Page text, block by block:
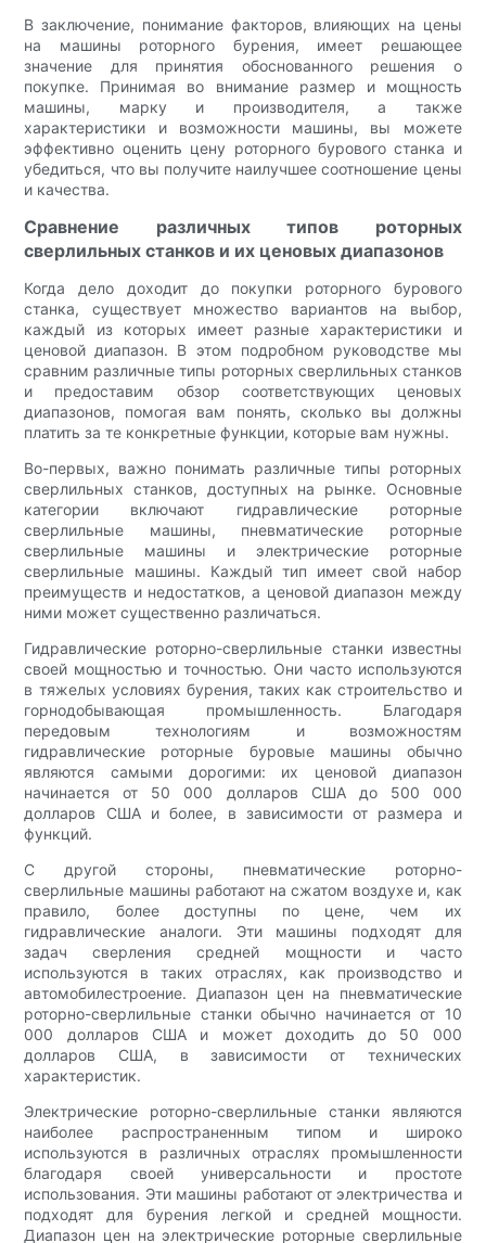
В заключение, понимание факторов, влияющих на цены
на машины роторного бурения, имеет решающее
значение для принятия обоснованного решения о
покупке. Принимая во внимание размер и мощность
машины, марку и производителя, а также
характеристики и возможности машины, вы можете
эффективно оценить цену роторного бурового станка и
убедиться, что вы получите наилучшее соотношение цены
и качества.
Сравнение различных типов роторных
сверлильных станков и их ценовых диапазонов
Когда дело доходит до покупки роторного бурового
станка, существует множество вариантов на выбор,
каждый из которых имеет разные характеристики и
ценовой диапазон. В этом подробном руководстве мы
сравним различные типы роторных сверлильных станков
и предоставим обзор соответствующих ценовых
диапазонов, помогая вам понять, сколько вы должны
платить за те конкретные функции, которые вам нужны.
Во-первых, важно понимать различные типы роторных
сверлильных станков, доступных на рынке. Основные
категории включают гидравлические роторные
сверлильные машины, пневматические роторные
сверлильные машины и электрические роторные
сверлильные машины. Каждый тип имеет свой набор
преимуществ и недостатков, а ценовой диапазон между
ними может существенно различаться.
Гидравлические роторно-сверлильные станки известны
своей мощностью и точностью. Они часто используются
в тяжелых условиях бурения, таких как строительство и
горнодобывающая промышленность. Благодаря
передовым технологиям и возможностям
гидравлические роторные буровые машины обычно
являются самыми дорогими: их ценовой диапазон
начинается от 50 000 долларов США до 500 000
долларов США и более, в зависимости от размера и
функций.
С другой стороны, пневматические роторно-
сверлильные машины работают на сжатом воздухе и, как
правило, более доступны по цене, чем их
гидравлические аналоги. Эти машины подходят для
задач сверления средней мощности и часто
используются в таких отраслях, как производство и
автомобилестроение. Диапазон цен на пневматические
роторно-сверлильные станки обычно начинается от 10
000 долларов США и может доходить до 50 000
долларов США, в зависимости от технических
характеристик.
Электрические роторно-сверлильные станки являются
наиболее распространенным типом и широко
используются в различных отраслях промышленности
благодаря своей универсальности и простоте
использования. Эти машины работают от электричества и
подходят для бурения легкой и средней мощности.
Диапазон цен на электрические роторные сверлильные